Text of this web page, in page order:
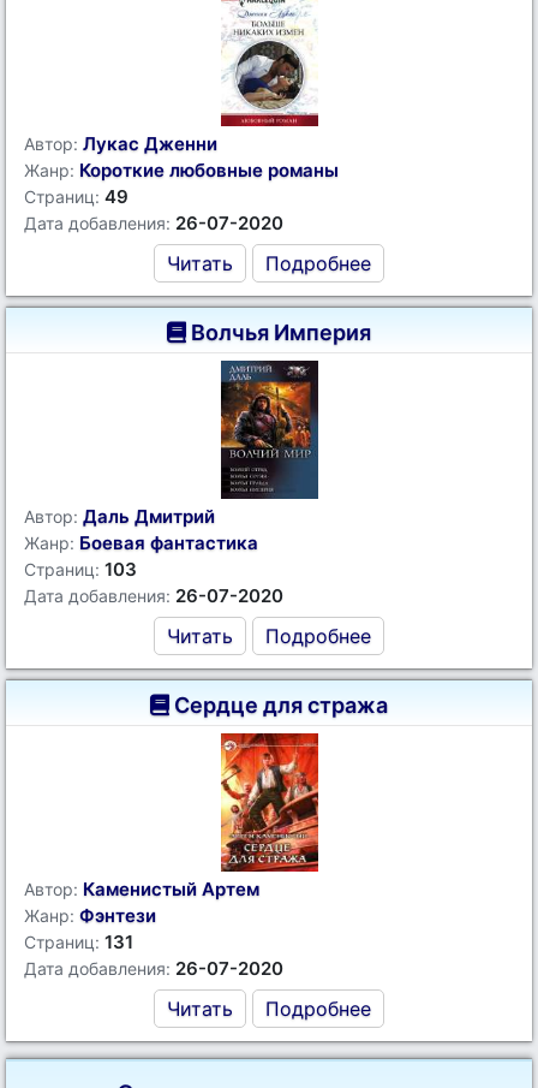
Автор: Лукас Дженни
Жанр: Короткие любовные романы
Страниц: 49
Дата добавления: 26-07-2020
Читать Подробнее
Волчья Империя
Автор: Даль Дмитрий
Жанр: Боевая фантастика
Страниц: 103
Дата добавления: 26-07-2020
Читать Подробнее
Сердце для стража
Автор: Каменистый Артем
Жанр: Фэнтези
Страниц: 131
Дата добавления: 26-07-2020
Читать Подробнее